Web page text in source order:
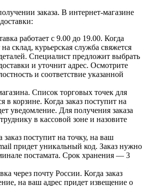
заказа. В интернет-магазине
работает с 9.00 до 19.00. Когда
склад, курьерская служба свяжется
Специалист предложит выбрать
и уточнит адрес. Осмотрите
и соответствие указанной
Список торговых точек для
в корзине. Когда заказ поступит на
уведомление. Для получения заказа
в кассовой зоне и назовите
заказ поступит на точку, на ваш
придет уникальный код. Заказ нужно
постамата. Срок хранения — 3
через почту России. Когда заказ
на ваш адрес придет извещение о